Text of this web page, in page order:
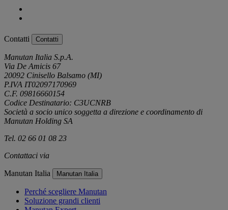
Contatti Contatti
Manutan Italia S.p.A.
Via De Amicis 67
20092 Cinisello Balsamo (MI)
P.IVA IT02097170969
C.F. 09816660154
Codice Destinatario: C3UCNRB
Società a socio unico soggetta a direzione e coordinamento di
Manutan Holding SA
Tel. 02 66 01 08 23
Contattaci via
Manutan Italia Manutan Italia
Perché scegliere Manutan
Soluzione grandi clienti